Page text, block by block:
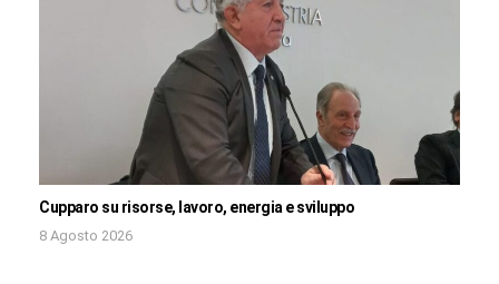
Cupparo su risorse, lavoro, energia e sviluppo
8 Agosto 2026